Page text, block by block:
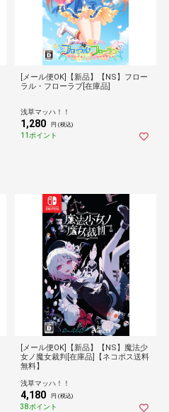
[メール便OK]【新品】【NS】フロー
ラル・フローラブ[在庫品]
浅草マッハ！！
1,280 円 (税込)
11ポイント
[メール便OK]【新品】【NS】魔法少
女ノ魔女裁判[在庫品]【ネコポス送料
無料】
浅草マッハ！！
4,180 円 (税込)
38ポイント